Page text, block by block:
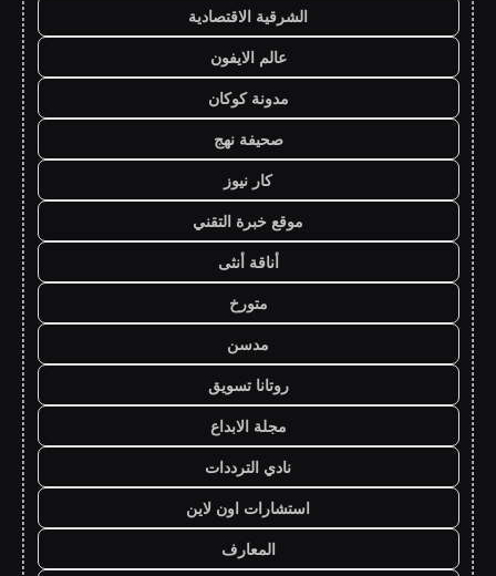
الشرقية الاقتصادية
عالم الايفون
مدونة كوكان
صحيفة نهج
كار نيوز
موقع خبرة التقني
أناقة أنثى
متورخ
مدسن
روتانا تسويق
مجلة الابداع
نادي الترددات
استشارات اون لاين
المعارف